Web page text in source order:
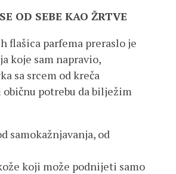
OD SEBE KAO ŽRTVE
flašica parfema preraslo je
koje sam napravio,
sa srcem od kreča
običnu potrebu da bilježim
samokažnjavanja, od
koji može podnijeti samo